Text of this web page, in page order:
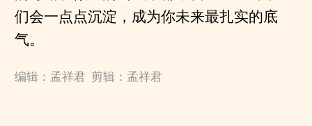
们会一点点沉淀，成为你未来最扎实的底
气。
编辑：孟祥君 剪辑：孟祥君